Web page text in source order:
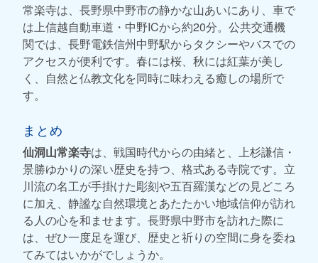
常楽寺は、長野県中野市の静かな山あいにあり、車で
は上信越自動車道・中野ICから約20分。公共交通機
関では、長野電鉄信州中野駅からタクシーやバスでの
アクセスが便利です。春には桜、秋には紅葉が美し
く、自然と仏教文化を同時に味わえる癒しの場所で
す。
まとめ
仙洞山常楽寺は、戦国時代からの由緒と、上杉謙信・
景勝ゆかりの深い歴史を持つ、格式ある寺院です。立
川流の名工が手掛けた彫刻や五百羅漢などの見どころ
に加え、静謐な自然環境とあたたかい地域信仰が訪れ
る人の心を和ませます。長野県中野市を訪れた際に
は、ぜひ一度足を運び、歴史と祈りの空間に身を委ね
てみてはいかがでしょうか。